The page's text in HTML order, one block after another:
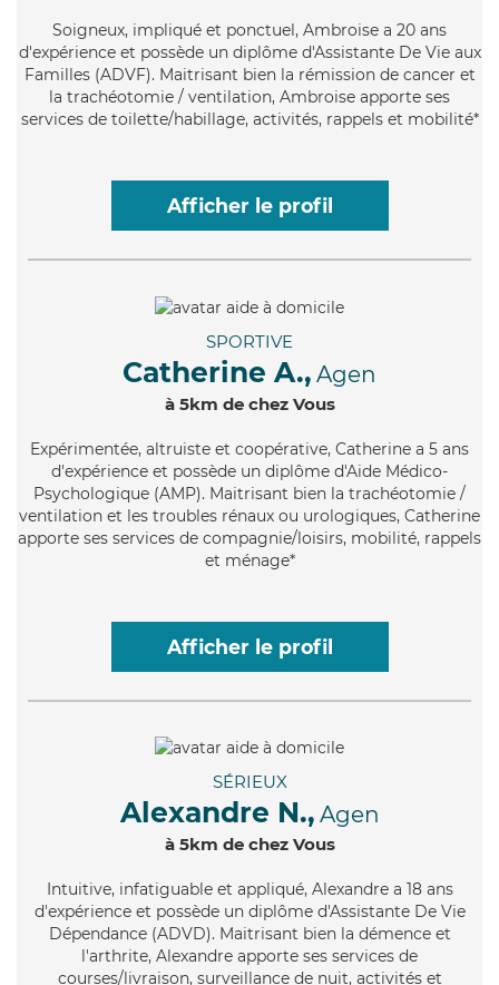
Soigneux, impliqué et ponctuel, Ambroise a 20 ans
d'expérience et possède un diplôme d'Assistante De Vie aux
Familles (ADVF). Maitrisant bien la rémission de cancer et
la trachéotomie / ventilation, Ambroise apporte ses
services de toilette/habillage, activités, rappels et mobilité*
Afficher le profil
SPORTIVE
Catherine A., Agen
à 5km de chez Vous
Expérimentée, altruiste et coopérative, Catherine a 5 ans
d'expérience et possède un diplôme d'Aide Médico-
Psychologique (AMP). Maitrisant bien la trachéotomie /
ventilation et les troubles rénaux ou urologiques, Catherine
apporte ses services de compagnie/loisirs, mobilité, rappels
et ménage*
Afficher le profil
SÉRIEUX
Alexandre N., Agen
à 5km de chez Vous
Intuitive, infatiguable et appliqué, Alexandre a 18 ans
d'expérience et possède un diplôme d'Assistante De Vie
Dépendance (ADVD). Maitrisant bien la démence et
l'arthrite, Alexandre apporte ses services de
courses/livraison, surveillance de nuit, activités et